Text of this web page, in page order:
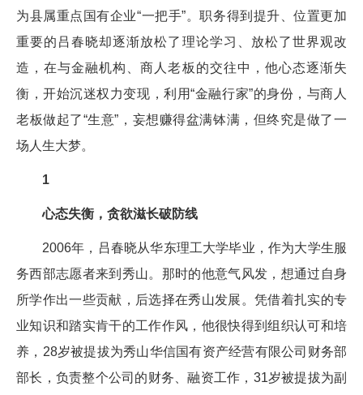
为县属重点国有企业“一把手”。职务得到提升、位置更加
重要的吕春晓却逐渐放松了理论学习、放松了世界观改
造，在与金融机构、商人老板的交往中，他心态逐渐失
衡，开始沉迷权力变现，利用“金融行家”的身份，与商人
老板做起了“生意”，妄想赚得盆满钵满，但终究是做了一
场人生大梦。
1
心态失衡，贪欲滋长破防线
2006年，吕春晓从华东理工大学毕业，作为大学生服
务西部志愿者来到秀山。那时的他意气风发，想通过自身
所学作出一些贡献，后选择在秀山发展。凭借着扎实的专
业知识和踏实肯干的工作作风，他很快得到组织认可和培
养，28岁被提拔为秀山华信国有资产经营有限公司财务部
部长，负责整个公司的财务、融资工作，31岁被提拔为副